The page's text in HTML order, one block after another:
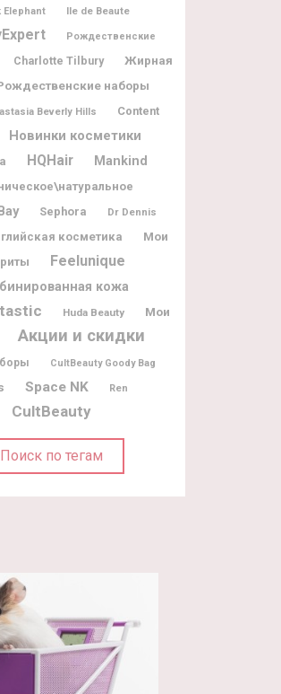
Elephant Ile de Beaute
Рождественские
Charlotte Tilbury
Жирная
наборы
Beverly Hills
Content
Новинки косметики
HQHair Mankind
Sephora
Dr Dennis
косметика
Мои
Feelunique
кожа
Huda Beauty
Мои
Акции и скидки
CultBeauty Goody Bag
Space NK Ren
CultBeauty
Поиск по тегам